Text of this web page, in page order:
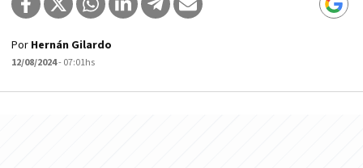
Por Hernán Gilardo
12/08/2024- 07:01hs